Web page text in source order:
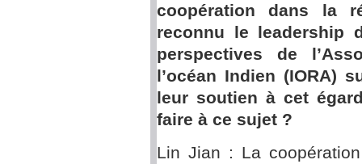
coopération dans la
reconnu le leadership
perspectives de
l’océan Indien (IORA)
leur soutien à cet
faire à ce sujet ?
Lin Jian : La